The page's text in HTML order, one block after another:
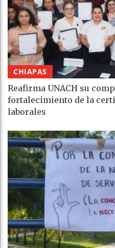
CHIAPAS
Reafirma UNACH su
fortalecimiento de la
laborales